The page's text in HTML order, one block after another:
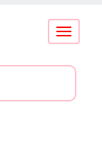
Conmutar